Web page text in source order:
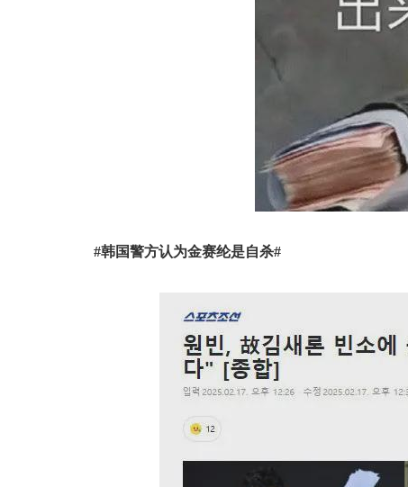
#韩国警方认为金赛纶是自杀#